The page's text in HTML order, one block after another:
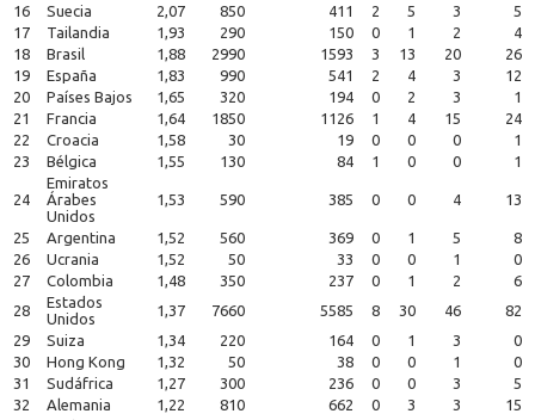
16
Suecia 2,07 850 411 2 5 3
5
17
Tailandia 1,93 290 150 0 1 2
4
18
Brasil 1,88 2990 1593 3 13 20
26
19
España 1,83 990 541 2 4 3
12
20
Países Bajos 1,65 320 194 0 2 3
1
21
Francia 1,64 1850 1126 1 4 15
24
22
Croacia 1,58 30 19 0 0 0
1
23
Bélgica 1,55 130 84 1 0 0 1
24
Emiratos
Árabes
Unidos
1,53 590 385 0 0 4 13
25 Argentina 1,52 560 369 0 1 5
8
26
Ucrania 1,52 50 33 0 0 1
0
27
Colombia 1,48 350 237 0 1 2
6
28
Estados
Unidos
1,37 7660 5585 8 30 46
82
29
Suiza 1,34 220 164 0 1 3
0
30
Hong Kong 1,32 50 38 0 0 1
0
31
Sudáfrica 1,27 300 236 0 0 3
5
32
Alemania 1,22 810 662 0 3 3
15